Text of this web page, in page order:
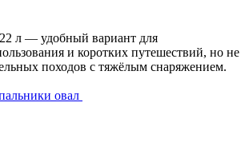
л — удобный вариант для
и коротких путешествий, но не
походов с тяжёлым снаряжением.
овал